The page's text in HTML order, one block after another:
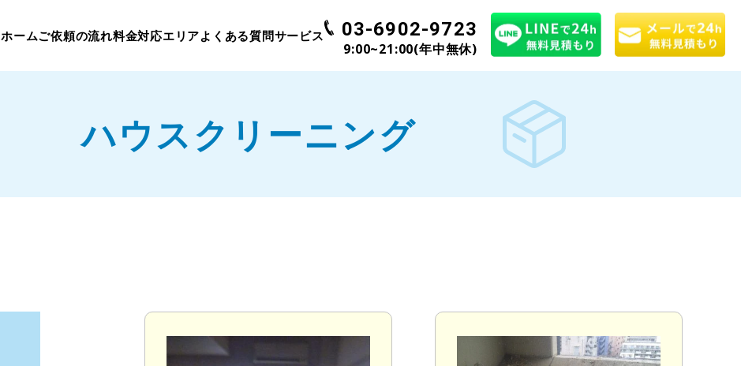
ホームご依頼の流れ料金対応エリアよくある質問サービス 03-6902-9723
9:00~21:00(年中無休)
ハウスクリーニング